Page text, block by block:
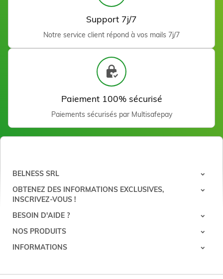
Huile de massage aux
Amendes Douces
Gant nitrile bleu S - 100
pièces
Support 7j/7
Notre service client répond à vos mails 7j/7
Paiement 100% sécurisé
Paiements sécurisés par Multisafepay
BELNESS SRL
OBTENEZ DES INFORMATIONS EXCLUSIVES,
INSCRIVEZ-VOUS !
BESOIN D'AIDE ?
NOS PRODUITS
INFORMATIONS